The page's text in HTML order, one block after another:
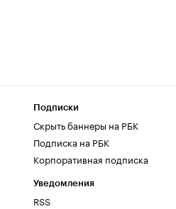
Подписки
Скрыть баннеры на РБК
Подписка на РБК
Корпоративная подписка
Уведомления
RSS